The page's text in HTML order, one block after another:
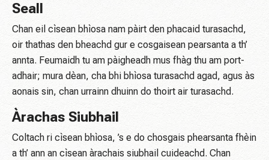
Seall
Chan eil cìsean bhìosa nam pàirt den phacaid turasachd,
oir thathas den bheachd gur e cosgaisean pearsanta a th’
annta. Feumaidh tu am pàigheadh ​​mus fhàg thu am port-
adhair; mura dèan, cha bhi bhìosa turasachd agad, agus às
aonais sin, chan urrainn dhuinn do thoirt air turasachd.
Àrachas Siubhail
Coltach ri cìsean bhìosa, ’s e do chosgais phearsanta fhèin
a th’ ann an cìsean àrachais siubhail cuideachd. Chan